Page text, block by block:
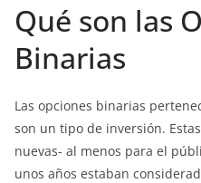
Qué son las
Binarias
Las opciones binarias
son un tipo de inversión.
nuevas- al menos para el
unos años estaban